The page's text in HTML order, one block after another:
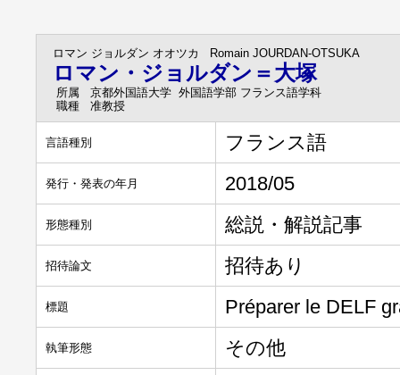
ロマン ジョルダン オオツカ Romain JOURDAN-OTSUKA
ロマン・ジョルダン＝大塚
所属
京都外国語大学 外国語学部 フランス語学科
職種
准教授
言語種別 フランス語
発行・発表の年月 2018/05
形態種別 総説・解説記事
招待論文 招待あり
標題 Préparer le DELF
執筆形態 その他